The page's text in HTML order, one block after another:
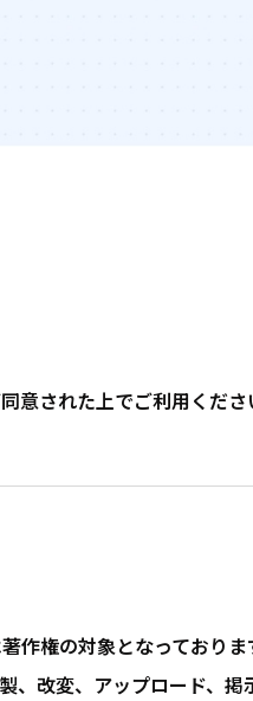
意された上でご利用くださ
権の対象となっており
改変、アップロード、掲